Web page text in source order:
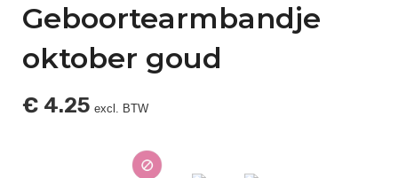
Geboortearmbandje
oktober goud
€ 4.25 excl. BTW